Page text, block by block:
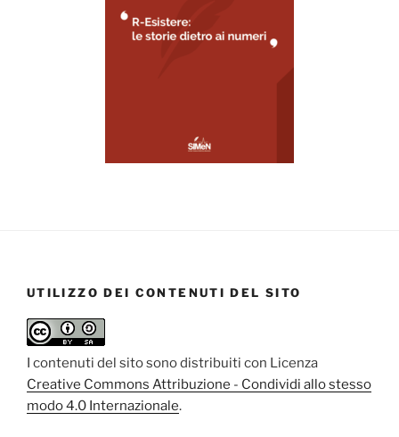
UTILIZZO DEI CONTENUTI DEL SITO
I contenuti del sito sono distribuiti con Licenza
Creative Commons Attribuzione - Condividi allo stesso
modo 4.0 Internazionale.